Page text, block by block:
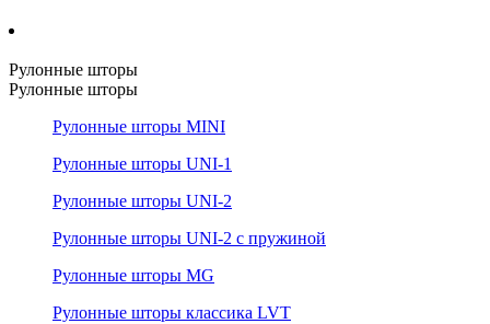
Рулонные шторы
Рулонные шторы
Рулонные шторы MINI
Рулонные шторы UNI-1
Рулонные шторы UNI-2
Рулонные шторы UNI-2 с пружиной
Рулонные шторы MG
Рулонные шторы классика LVT